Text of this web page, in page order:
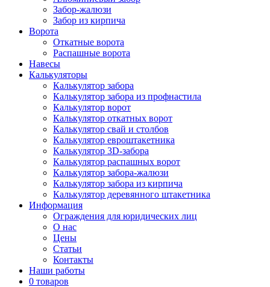
Забор-жалюзи
Забор из кирпича
Ворота
Откатные ворота
Распашные ворота
Навесы
Калькуляторы
Калькулятор забора
Калькулятор забора из профнастила
Калькулятор ворот
Калькулятор откатных ворот
Калькулятор свай и столбов
Калькулятор евроштакетника
Калькулятор 3D-забора
Калькулятор распашных ворот
Калькулятор забора-жалюзи
Калькулятор забора из кирпича
Калькулятор деревянного штакетника
Информация
Ограждения для юридических лиц
О нас
Цены
Статьи
Контакты
Наши работы
0 товаров